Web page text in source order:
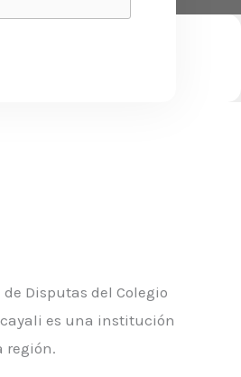
Disputas del Colegio
es una institución
región.